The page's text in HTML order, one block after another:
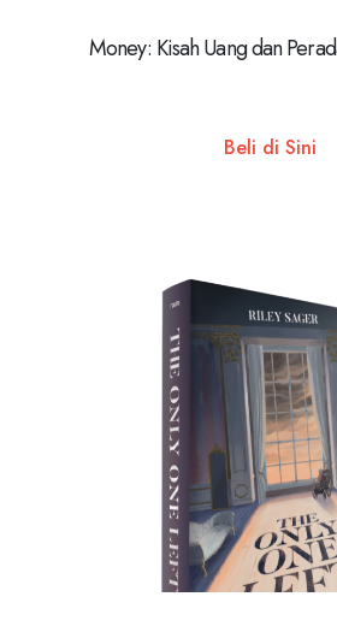
Money: Kisah Uang dan
Beli di Sini